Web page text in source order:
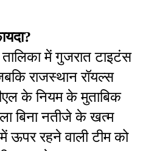
में गुजरात टाइटंस
राजस्थान रॉयल्स
के नियम के मुताबिक
बिना नतीजे के खत्म
ऊपर रहने वाली टीम को